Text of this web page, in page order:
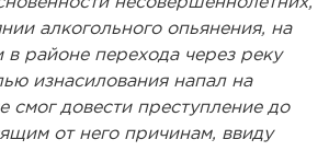
алкогольного опьянения, на
в районе перехода через реку
изнасилования напал на
смог довести преступление до
от него причинам, ввиду